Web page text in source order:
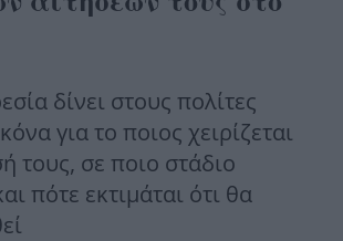
δίνει στους πολίτες
για το ποιος χειρίζεται
τους, σε ποιο στάδιο
πότε εκτιμάται ότι θα